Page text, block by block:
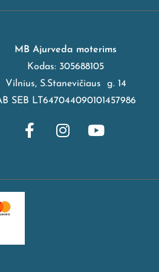
MB Ajurveda moterims
Kodas: 305688105
Vilnius, S.Stanevičiaus g. 14
SEB LT647044090101457986